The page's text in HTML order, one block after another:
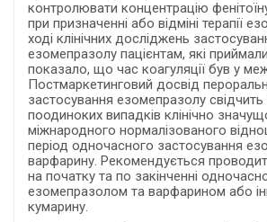
контролювати концентрацію
при призначенні або відміні терапії
ході клінічних досліджень
езомепразолу пацієнтам, які
показало, що час коагуляції був у
Постмаркетинговий досвід
застосування езомепразолу свідчить
поодиноких випадків клінічно
міжнародного нормалізованого
період одночасного застосування
варфарину. Рекомендується
на початку та по закінченні
езомепразолом та варфарином або
кумарину.